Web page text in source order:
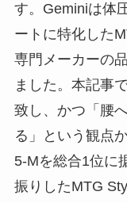
す。Geminiは体
ートに特化した
専門メーカーの
ました。本記事
致し、かつ「腰
る」という観点
5-Mを総合1位に
振りしたMTG